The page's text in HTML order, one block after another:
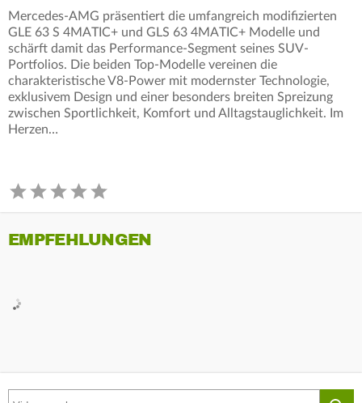
Mercedes‑AMG präsentiert die umfangreich modifizierten
GLE 63 S 4MATIC+ und GLS 63 4MATIC+ Modelle und
schärft damit das Performance-Segment seines SUV-
Portfolios. Die beiden Top-Modelle vereinen die
charakteristische V8-Power mit modernster Technologie,
exklusivem Design und einer besonders breiten Spreizung
zwischen Sportlichkeit, Komfort und Alltagstauglichkeit. Im
Herzen…
EMPFEHLUNGEN